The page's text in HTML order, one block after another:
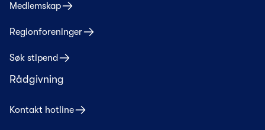
Medlemskap
Regionforeninger
Søk stipend
Rådgivning
Kontakt hotline